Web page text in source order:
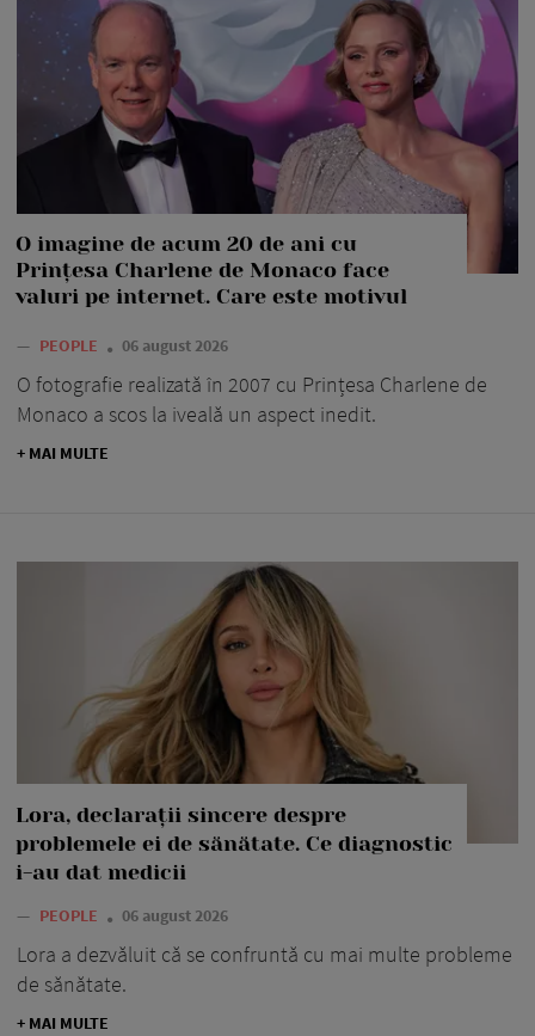
O imagine de acum 20 de ani cu
Prințesa Charlene de Monaco face
valuri pe internet. Care este motivul
— PEOPLE 06 august 2026
O fotografie realizată în 2007 cu Prințesa Charlene de
Monaco a scos la iveală un aspect inedit.
+ MAI MULTE
Lora, declarații sincere despre
problemele ei de sănătate. Ce diagnostic
i-au dat medicii
— PEOPLE 06 august 2026
Lora a dezvăluit că se confruntă cu mai multe probleme
de sănătate.
+ MAI MULTE